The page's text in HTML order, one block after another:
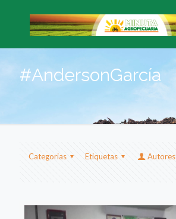
#AndersonGarcía
Categorias Etiquetas
Autores